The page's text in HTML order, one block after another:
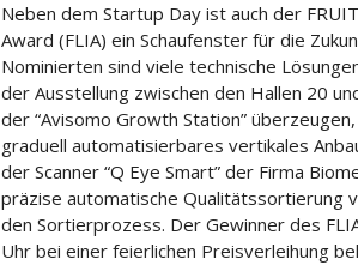
Neben dem Startup Day ist auch der
Award (FLIA) ein Schaufenster für die
Nominierten sind viele technische
der Ausstellung zwischen den Hallen 20
der “Avisomo Growth Station”
graduell automatisierbares vertikales
der Scanner “Q Eye Smart” der Firma
präzise automatische Qualitätssortierung
den Sortierprozess. Der Gewinner des
Uhr bei einer feierlichen Preisverleihung